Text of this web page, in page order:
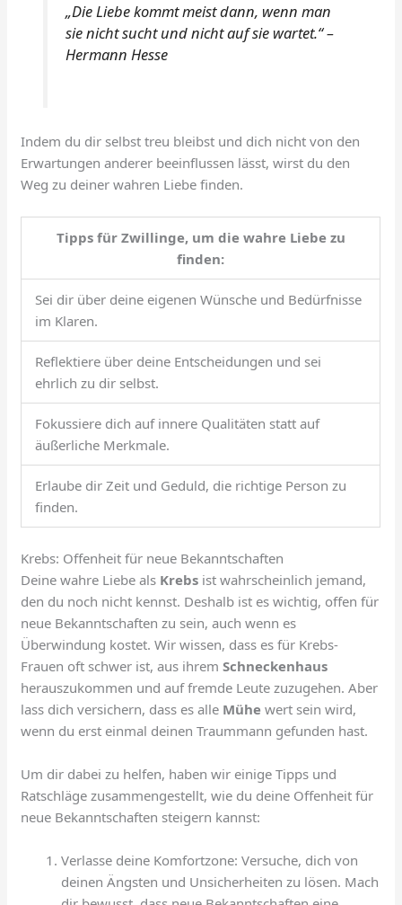
„Die Liebe kommt meist dann, wenn man
sie nicht sucht und nicht auf sie wartet.“ –
Hermann Hesse
Indem du dir selbst treu bleibst und dich nicht von den
Erwartungen anderer beeinflussen lässt, wirst du den
Weg zu deiner wahren Liebe finden.
Tipps für Zwillinge, um die wahre Liebe zu
finden:
Sei dir über deine eigenen Wünsche und Bedürfnisse
im Klaren.
Reflektiere über deine Entscheidungen und sei
ehrlich zu dir selbst.
Fokussiere dich auf innere Qualitäten statt auf
äußerliche Merkmale.
Erlaube dir Zeit und Geduld, die richtige Person zu
finden.
Krebs: Offenheit für neue Bekanntschaften
Deine wahre Liebe als Krebs ist wahrscheinlich jemand,
den du noch nicht kennst. Deshalb ist es wichtig, offen für
neue Bekanntschaften zu sein, auch wenn es
Überwindung kostet. Wir wissen, dass es für Krebs-
Frauen oft schwer ist, aus ihremSchneckenhaus
herauszukommen und auf fremde Leute zuzugehen. Aber
lass dich versichern, dass es alle Mühe wert sein wird,
wenn du erst einmal deinen Traummann gefunden hast.
Um dir dabei zu helfen, haben wir einige Tipps und
Ratschläge zusammengestellt, wie du deine Offenheit für
neue Bekanntschaften steigern kannst:
Verlasse deine Komfortzone: Versuche, dich von
deinen Ängsten und Unsicherheiten zu lösen. Mach